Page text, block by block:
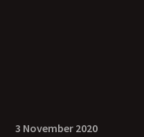
3 November 2020